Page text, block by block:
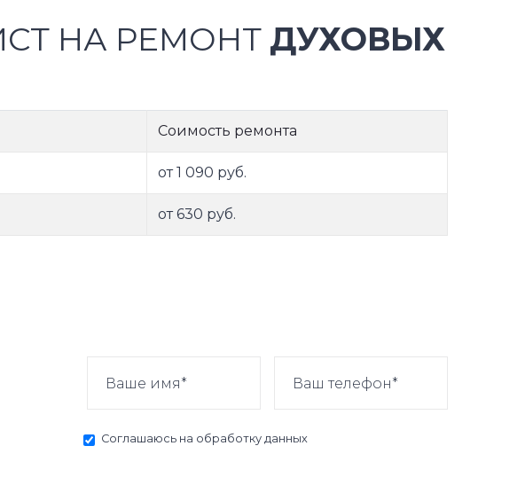
НА РЕМОНТ ДУХОВЫХ
Соимость ремонта
от 1 090 руб.
от 630 руб.
Соглашаюсь на обработку данных